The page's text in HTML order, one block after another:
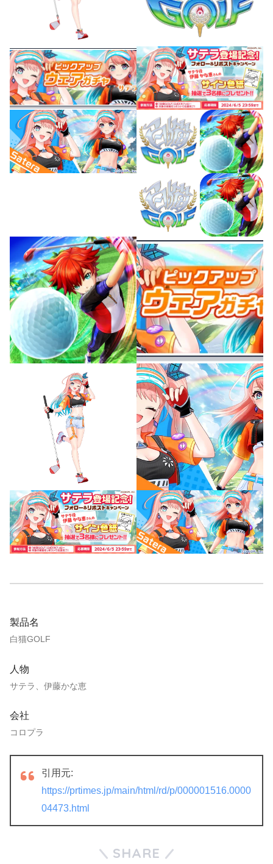
製品名
白猫GOLF
人物
サテラ、伊藤かな恵
会社
コロプラ
引用元:
https://prtimes.jp/main/html/rd/p/000001516.0000
04473.html
SHARE